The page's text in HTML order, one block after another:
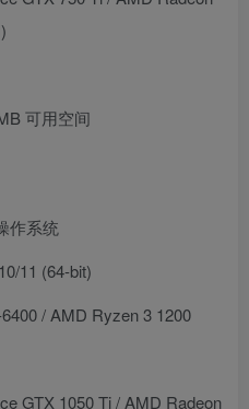
可用空间
作系统
11 (64-bit)
/ AMD Ryzen 3 1200
GTX 1050 Ti / AMD Radeon